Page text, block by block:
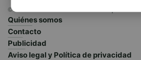
© El Meridiano L'Horta 2026 - Valencia - España
Quiénes somos
Contacto
Publicidad
Aviso legal y Política de privacidad